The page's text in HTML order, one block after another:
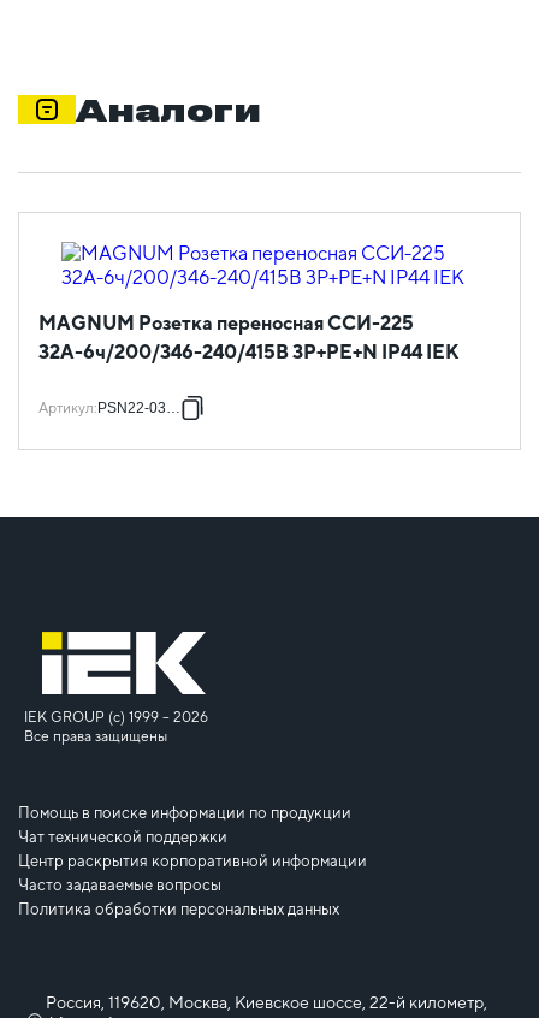
Аналоги
MAGNUM Розетка переносная ССИ-225
32А-6ч/200/346-240/415В 3P+PE+N IP44 IEK
Артикул:PSN22-032-5
IEK GROUP (c) 1999 – 2026
Все права защищены
Помощь в поиске информации по продукции
Чат технической поддержки
Центр раскрытия корпоративной информации
Часто задаваемые вопросы
Политика обработки персональных данных
Россия, 119620, Москва, Киевское шоссе, 22-й километр,